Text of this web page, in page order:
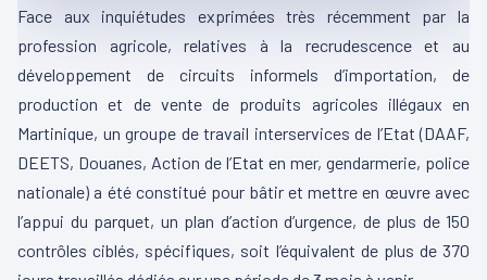
Face aux inquiétudes exprimées très récemment par la
profession agricole, relatives à la recrudescence et au
développement de circuits informels d’importation, de
production et de vente de produits agricoles illégaux en
Martinique, un groupe de travail interservices de l’Etat (DAAF,
DEETS, Douanes, Action de l’Etat en mer, gendarmerie, police
nationale) a été constitué pour bâtir et mettre en œuvre avec
l’appui du parquet, un plan d’action d’urgence, de plus de 150
contrôles ciblés, spécifiques, soit l’équivalent de plus de 370